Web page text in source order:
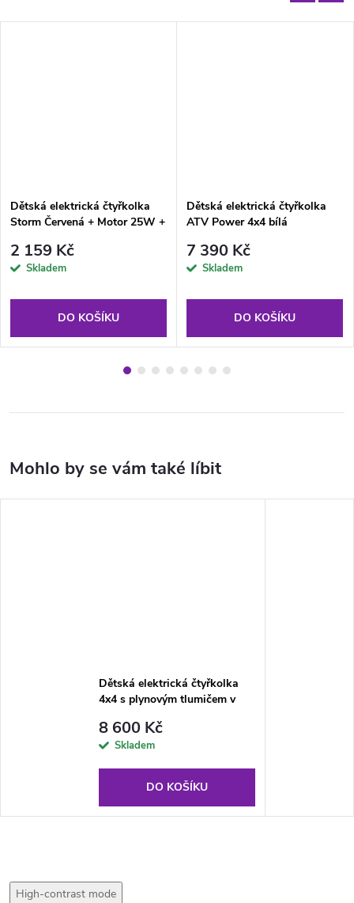
Dětská elektrická čtyřkolka
Storm Červená + Motor 25W +
2 159 Kč
Skladem
DO KOŠÍKU
Dětská elektrická čtyřkolka
ATV Power 4x4 bílá
7 390 Kč
Skladem
DO KOŠÍKU
Dětská elektrická čtyřkolka
4x4 s plynovým tlumičem v
8 600 Kč
Skladem
DO KOŠÍKU
High-contrast mode